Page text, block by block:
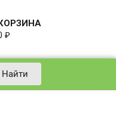
₽
Найти